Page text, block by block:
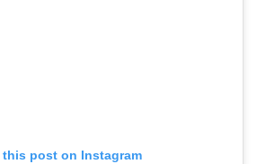
this post on Instagram